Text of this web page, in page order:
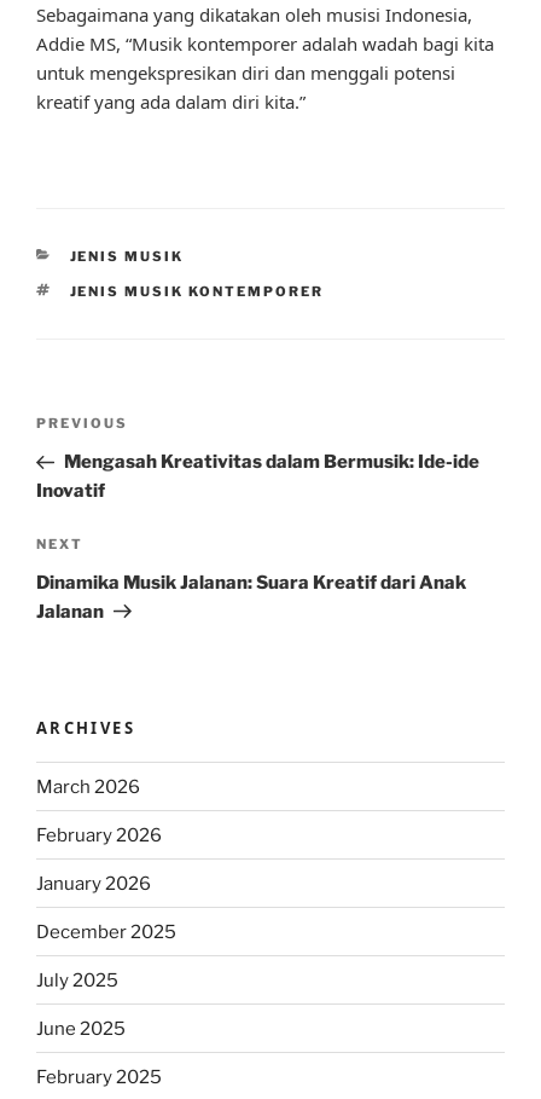
Sebagaimana yang dikatakan oleh musisi Indonesia,
Addie MS, “Musik kontemporer adalah wadah bagi kita
untuk mengekspresikan diri dan menggali potensi
kreatif yang ada dalam diri kita.”
CATEGORIES
JENIS MUSIK
TAGS
JENIS MUSIK KONTEMPORER
Previous
Post
PREVIOUS
Mengasah Kreativitas dalam Bermusik: Ide-ide
Inovatif
Next
Post
NEXT
Dinamika Musik Jalanan: Suara Kreatif dari Anak
Jalanan
ARCHIVES
March 2026
February 2026
January 2026
December 2025
July 2025
June 2025
February 2025